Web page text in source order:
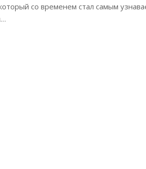
со временем стал самым